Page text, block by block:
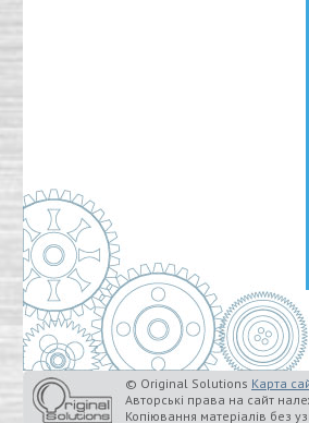
© Original Solutions Карта
Авторські права на сайт
Копіювання матеріалів без